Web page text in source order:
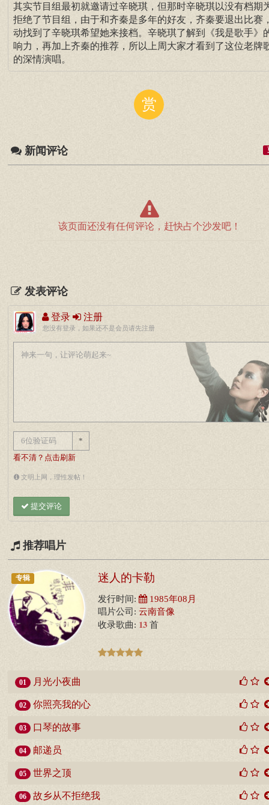
其实节目组最初就邀请过辛晓琪，但那时辛晓琪以没有档期
拒绝了节目组，由于和齐秦是多年的好友，齐秦要退出比赛
动找到了辛晓琪希望她来接档。辛晓琪了解到《我是歌手》
响力，再加上齐秦的推荐，所以上周大家才看到了这位老牌
的深情演唱。
赏
新闻评论
该页面还没有任何评论，赶快占个沙发吧！
发表评论
登录 注册
您没有登录，如果还不是会员请先注册
*
看不清？点击刷新
文明上网，理性发帖！
提交评论
推荐唱片
专辑 迷人的卡勒
发行时间: 1985年08月
唱片公司: 云南音像
收录歌曲: 13 首
01 月光小夜曲
02 你照亮我的心
03 口琴的故事
04 邮递员
05 世界之顶
06 故乡从不拒绝我